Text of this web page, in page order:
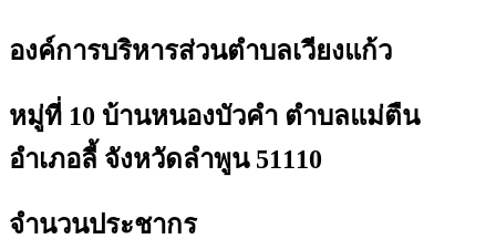
องค์การบริหารส่วนตำบลเวียงแก้ว
หมู่ที่ 10 บ้านหนองบัวคำ ตำบลแม่ตืน
อำเภอลี้ จังหวัดลำพูน 51110
จำนวนประชากร